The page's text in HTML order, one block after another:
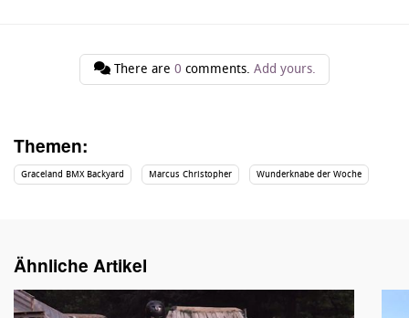
There are 0 comments. Add yours.
Themen:
Graceland BMX Backyard Marcus Christopher Wunderknabe der Woche
Ähnliche Artikel